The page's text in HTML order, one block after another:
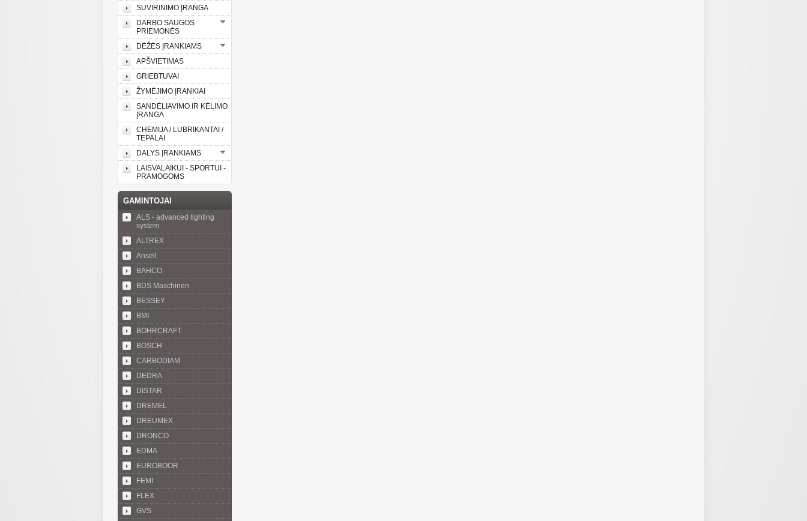
SUVIRINIMO ĮRANGA
DARBO SAUGOS
PRIEMONĖS
DĖŽĖS ĮRANKIAMS
APŠVIETIMAS
GRIEBTUVAI
ŽYMĖJIMO ĮRANKIAI
SANDĖLIAVIMO IR KĖLIMO
ĮRANGA
CHEMIJA / LUBRIKANTAI /
TEPALAI
DALYS ĮRANKIAMS
LAISVALAIKUI - SPORTUI -
PRAMOGOMS
GAMINTOJAI
ALS - advanced lighting
system
ALTREX
Ansell
BAHCO
BDS Maschinen
BESSEY
BMI
BOHRCRAFT
BOSCH
CARBODIAM
DEDRA
DISTAR
DREMEL
DREUMEX
DRONCO
EDMA
EUROBOOR
FEMI
FLEX
GVS